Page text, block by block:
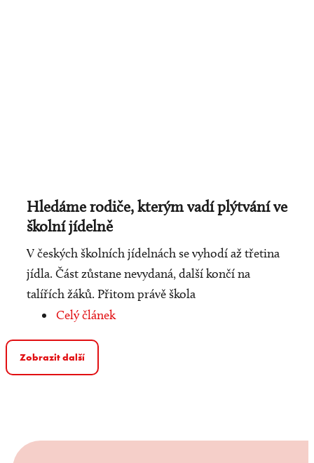
Hledáme rodiče, kterým vadí plýtvání ve
školní jídelně
V českých školních jídelnách se vyhodí až třetina
jídla. Část zůstane nevydaná, další končí na
talířích žáků. Přitom právě škola
Celý článek
Zobrazit další